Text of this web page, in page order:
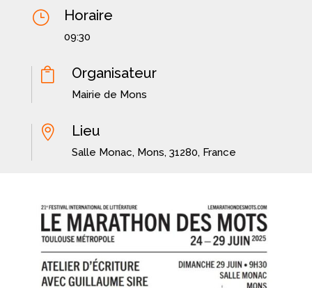
} Horaire
09:30
 Organisateur
Mairie de Mons
 Lieu
Salle Monac, Mons, 31280, France